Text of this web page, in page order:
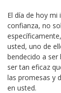
El día de hoy mi
confianza, no
usted, uno de
bendecido a
ser tan eficaz
las promesas y
en usted.